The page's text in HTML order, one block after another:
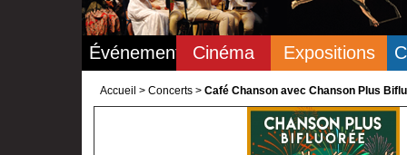
Événements Cinéma Expositions
Accueil > Concerts > Café Chanson avec Chanson Plus